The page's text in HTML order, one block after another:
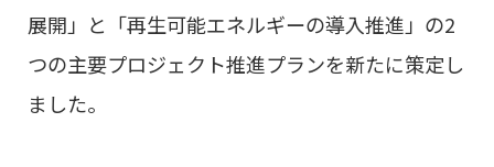
展開」と「再生可能エネルギーの導入推進」の2
つの主要プロジェクト推進プランを新たに策定し
ました。